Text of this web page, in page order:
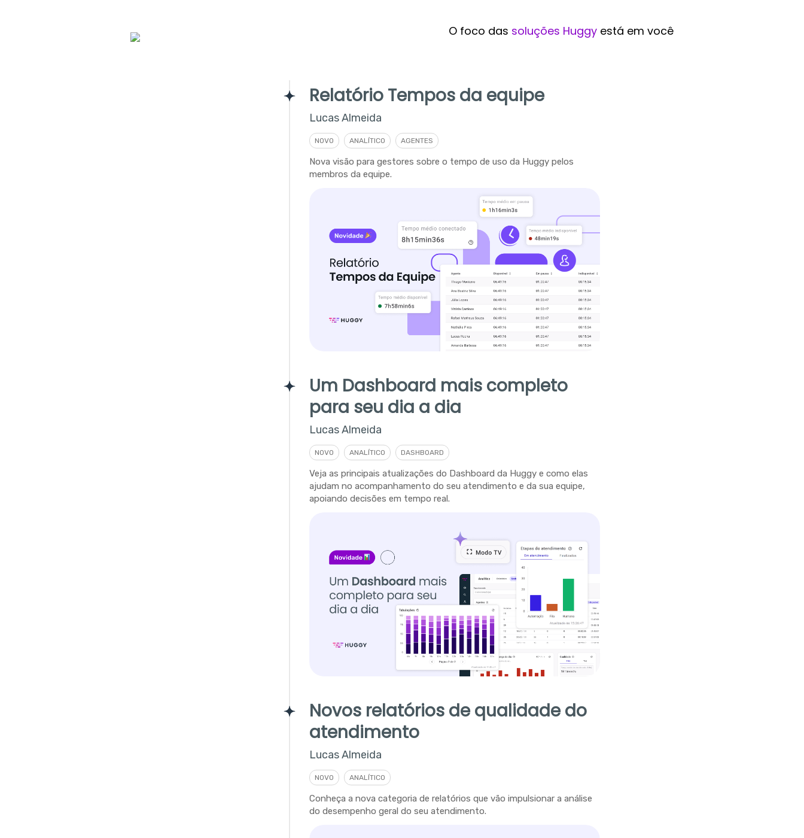
O foco das soluções Huggyestá em você
Relatório Tempos da equipe
Lucas Almeida
NOVO ANALÍTICO AGENTES
Nova visão para gestores sobre o tempo de uso da Huggy pelos
membros da equipe.
Um Dashboard mais completo
para seu dia a dia
Lucas Almeida
NOVO ANALÍTICO DASHBOARD
Veja as principais atualizações do Dashboard da Huggy e como elas
ajudam no acompanhamento do seu atendimento e da sua equipe,
apoiando decisões em tempo real.
Novos relatórios de qualidade do
atendimento
Lucas Almeida
NOVO ANALÍTICO
Conheça a nova categoria de relatórios que vão impulsionar a análise
do desempenho geral do seu atendimento.